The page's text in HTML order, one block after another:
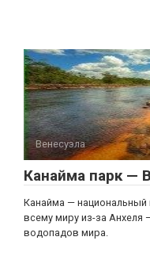
Венесуэла
Канайма парк —
Канайма — национальный
всему миру из-за Анхеля
водопадов мира.